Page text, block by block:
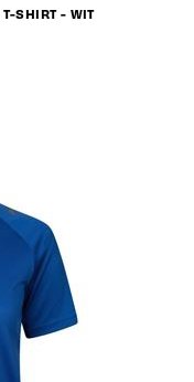
T-SHIRT - WIT